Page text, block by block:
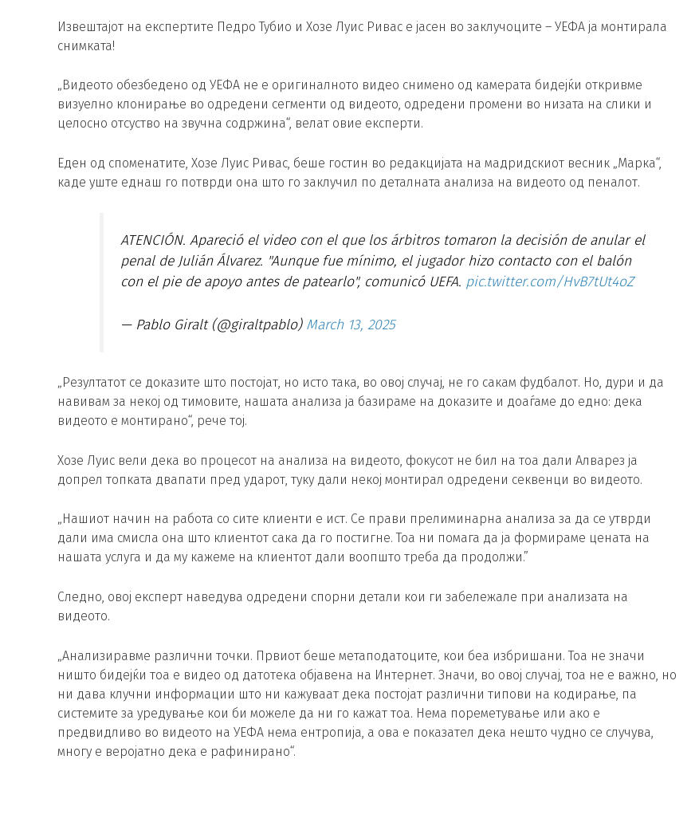
Извештајот на експертите Педро Тубио и Хозе Луис Ривас е јасен во заклучоците – УЕФА ја монтирала
снимката!
„Видеото обезбедено од УЕФА не е оригиналното видео снимено од камерата бидејќи откривме
визуелно клонирање во одредени сегменти од видеото, одредени промени во низата на слики и
целосно отсуство на звучна содржина“, велат овие експерти.
Еден од споменатите, Хозе Луис Ривас, беше гостин во редакцијата на мадридскиот весник „Марка“,
каде уште еднаш го потврди она што го заклучил по деталната анализа на видеото од пеналот.
ATENCIÓN. Apareció el video con el que los árbitros tomaron la decisión de anular el
penal de Julián Álvarez. "Aunque fue mínimo, el jugador hizo contacto con el balón
con el pie de apoyo antes de patearlo", comunicó UEFA. pic.twitter.com/HvB7tUt4oZ
— Pablo Giralt (@giraltpablo) March 13, 2025
„Резултатот се доказите што постојат, но исто така, во овој случај, не го сакам фудбалот. Но, дури и да
навивам за некој од тимовите, нашата анализа ја базираме на доказите и доаѓаме до едно: дека
видеото е монтирано“, рече тој.
Хозе Луис вели дека во процесот на анализа на видеото, фокусот не бил на тоа дали Алварез ја
допрел топката двапати пред ударот, туку дали некој монтирал одредени секвенци во видеото.
„Нашиот начин на работа со сите клиенти е ист. Се прави прелиминарна анализа за да се утврди
дали има смисла она што клиентот сака да го постигне. Тоа ни помага да ја формираме цената на
нашата услуга и да му кажеме на клиентот дали воопшто треба да продолжи.”
Следно, овој експерт наведува одредени спорни детали кои ги забележале при анализата на
видеото.
„Анализиравме различни точки. Првиот беше метаподатоците, кои беа избришани. Тоа не значи
ништо бидејќи тоа е видео од датотека објавена на Интернет. Значи, во овој случај, тоа не е важно, но
ни дава клучни информации што ни кажуваат дека постојат различни типови на кодирање, па
системите за уредување кои би можеле да ни го кажат тоа. Нема пореметување или ако е
предвидливо во видеото на УЕФА нема ентропија, а ова е показател дека нешто чудно се случува,
многу е веројатно дека е рафинирано“.